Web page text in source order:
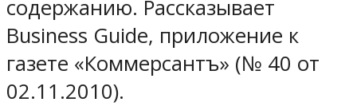
содержанию. Рассказывает
Business Guide, приложение к
газете «Коммерсантъ» (№ 40 от
02.11.2010).